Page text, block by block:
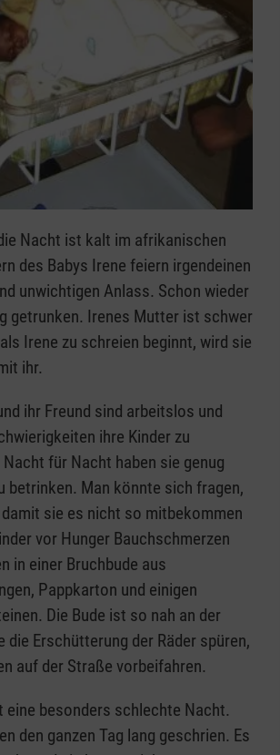
Nacht ist kalt im afrikanischen
des Babys Irene feiern irgendeinen
unwichtigen Anlass. Schon wieder
getrunken. Irenes Mutter ist schwer
Irene zu schreien beginnt, wird sie
ihr.
ihr Freund sind arbeitslos und
ihre Kinder zu
für Nacht haben sie genug
betrinken. Man könnte sich fragen,
sie es nicht so mitbekommen
vor Hunger Bauchschmerzen
in einer Bruchbude aus
Pappkarton und einigen
Die Bude ist so nah an der
die Erschütterung der Räder spüren,
auf der Straße vorbeifahren.
eine besonders schlechte Nacht.
den ganzen Tag lang geschrien. Es